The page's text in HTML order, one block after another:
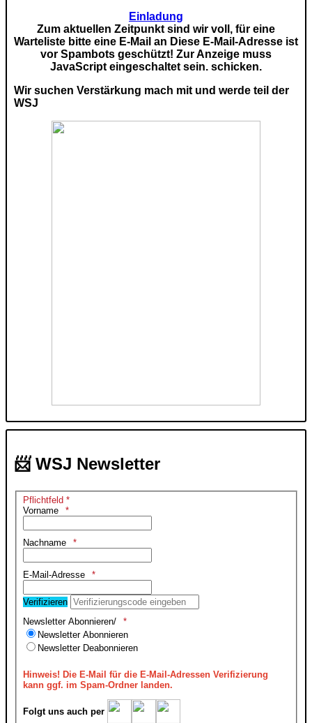
Einladung
Zum aktuellen Zeitpunkt sind wir voll, für eine
Warteliste bitte eine E-Mail an Diese E-Mail-Adresse ist
vor Spambots geschützt! Zur Anzeige muss
JavaScript eingeschaltet sein. schicken.
Wir suchen Verstärkung mach mit und werde teil der
WSJ
📨 WSJ Newsletter
Pflichtfeld *
Vorname
Nachname
E-Mail-Adresse
Verifizieren
Newsletter Abonnieren/
Newsletter Abonnieren
Newsletter Deabonnieren
Hinweis! Die E-Mail für die E-Mail-Adressen Verifizierung
kann ggf. im Spam-Ordner landen.
Folgt uns auch per